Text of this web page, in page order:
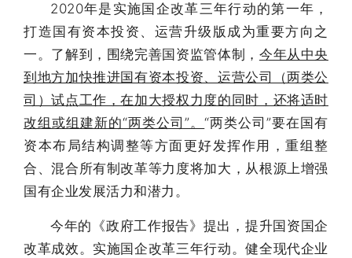
2020年是实施国企改革三年行动的第一年，
打造国有资本投资、运营升级版成为重要方向之
一。了解到，围绕完善国资监管体制， 今年从中央
到地方加快推进国有资本投资、运营公司（两类公
司）试点工作，在加大授权力度的同时，还将适时
改组或组建新的“两类公司”。“两类公司”要在国有
资本布局结构调整等方面更好发挥作用，重组整
合、混合所有制改革等力度将加大，从根源上增强
国有企业发展活力和潜力。
今年的《政府工作报告》提出，提升国资国企
改革成效。实施国企改革三年行动。健全现代企业